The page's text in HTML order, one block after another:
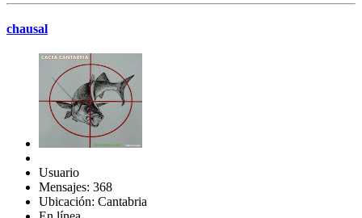
chausal
Usuario
Mensajes: 368
Ubicación: Cantabria